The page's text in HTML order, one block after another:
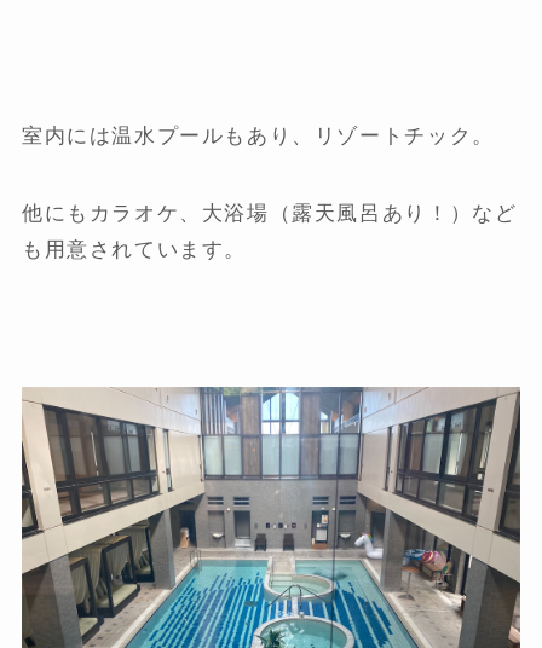
室内には温水プールもあり、リゾートチック。
他にもカラオケ、大浴場（露天風呂あり！）など
も用意されています。